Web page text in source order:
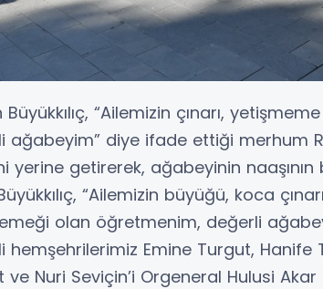
Büyükkılıç, “Ailemizin çınarı,
ağabeyim” diye ifade ettiği merhum
yerine getirerek, ağabeyinin
Büyükkılıç, “Ailemizin büyüğü, koca
olan öğretmenim, değerli
hemşehrilerimiz Emine Turgut, Hanife
ve Nuri Seviçin’i Orgeneral Hulusi Akar